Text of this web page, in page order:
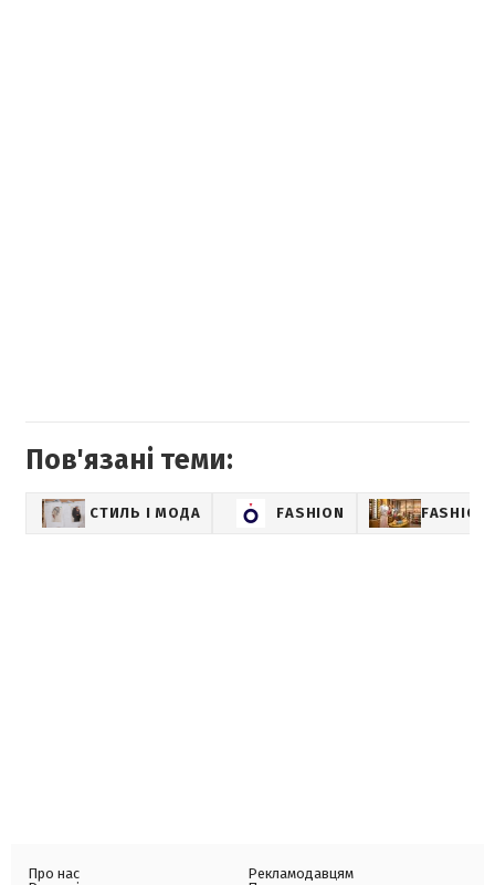
Пов'язані теми:
СТИЛЬ І МОДА FASHION
Про нас
Рекламодавцям